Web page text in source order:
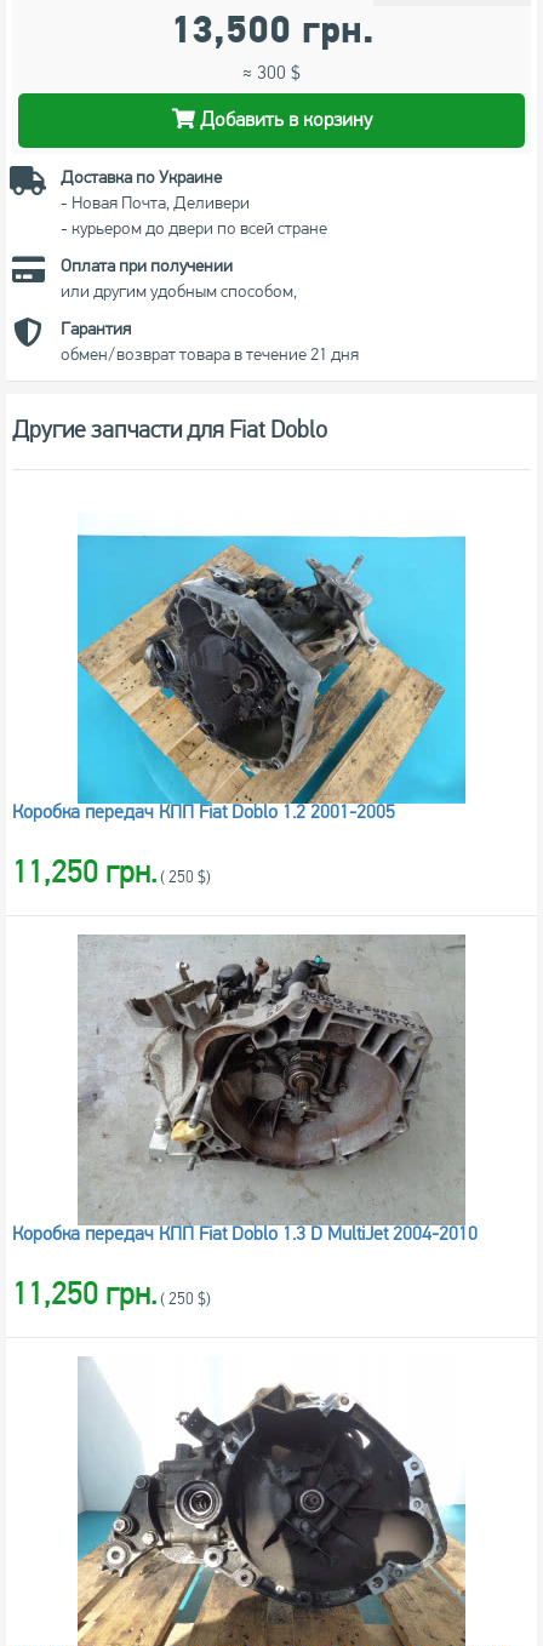
13,500 грн.
≈ 300 $
Добавить в корзину
Доставка по Украине
- Новая Почта, Деливери
- курьером до двери по всей стране
Оплата при получении
или другим удобным способом,
Гарантия
обмен/возврат товара в течение 21 дня
Другие запчасти для Fiat Doblo
Коробка передач КПП Fiat Doblo 1.2 2001-2005
11,250 грн. ( 250 $)
Коробка передач КПП Fiat Doblo 1.3 D MultiJet 2004-2010
11,250 грн. ( 250 $)